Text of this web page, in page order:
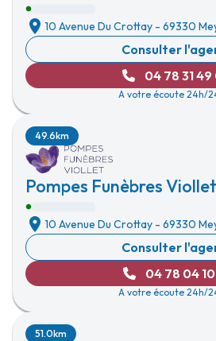
10 Avenue Du Crottay - 69330
Consulter
04 78 31 49
A votre écoute 24h/
Pompes Funèbres
49.6km
10 Avenue Du Crottay - 69330
Consulter
04 78 04 10
A votre écoute 24h/
51.0km